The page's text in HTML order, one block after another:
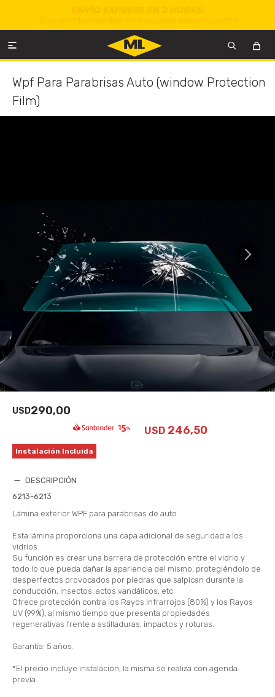

Wpf Para Parabrisas Auto (window Protection
Film)
USD290,00
USD 246,50
Instalación Incluida
DESCRIPCIÓN
6213-6213
Lámina exterior WPF para parabrisas de auto
Esta lámina proporciona una capa adicional de seguridad a los
vidrios.
Su función es crear una barrera de protección entre el vidrio y
todo lo que pueda dañar la apariencia del mismo, protegiéndolo de
desperfectos provocados por piedras que salpican durante la
conducción, insectos, actos vandálicos, etc.
Ofrece protección contra los Rayos Infrarrojos (80%) y los Rayos
UV (99%), al mismo tiempo que presenta propiedades
regenerativas frente a astilladuras, impactos y roturas.
Garantía: 5 años.
*El precio incluye instalación, la misma se realiza con agenda
previa.